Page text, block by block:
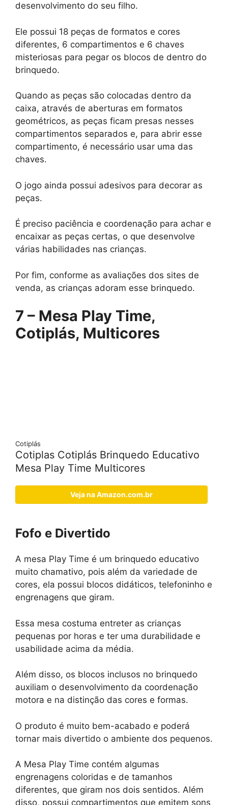
desenvolvimento do seu filho.
Ele possui 18 peças de formatos e cores
diferentes, 6 compartimentos e 6 chaves
misteriosas para pegar os blocos de dentro do
brinquedo.
Quando as peças são colocadas dentro da
caixa, através de aberturas em formatos
geométricos, as peças ficam presas nesses
compartimentos separados e, para abrir esse
compartimento, é necessário usar uma das
chaves.
O jogo ainda possui adesivos para decorar as
peças.
É preciso paciência e coordenação para achar e
encaixar as peças certas, o que desenvolve
várias habilidades nas crianças.
Por fim, conforme as avaliações dos sites de
venda, as crianças adoram esse brinquedo.
7 – Mesa Play Time,
Cotiplás, Multicores
Cotiplás
Cotiplas Cotiplás Brinquedo Educativo
Mesa Play Time Multicores
Veja na Amazon.com.br
Fofo e Divertido
A mesa Play Time é um brinquedo educativo
muito chamativo, pois além da variedade de
cores, ela possui blocos didáticos, telefoninho e
engrenagens que giram.
Essa mesa costuma entreter as crianças
pequenas por horas e ter uma durabilidade e
usabilidade acima da média.
Além disso, os blocos inclusos no brinquedo
auxiliam o desenvolvimento da coordenação
motora e na distinção das cores e formas.
O produto é muito bem-acabado e poderá
tornar mais divertido o ambiente dos pequenos.
A Mesa Play Time contém algumas
engrenagens coloridas e de tamanhos
diferentes, que giram nos dois sentidos. Além
disso, possui compartimentos que emitem sons